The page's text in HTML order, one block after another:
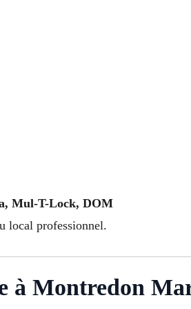
Mul-T-Lock, DOM
local professionnel.
à Montredon